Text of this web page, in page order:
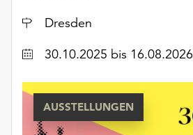
Sie
Einstellungen
die
Schaltfläche
„Auswählen“.
Ort
Dresden
Datum30.10.2025 bis 16.08.2026
AUSSTELLUNGEN